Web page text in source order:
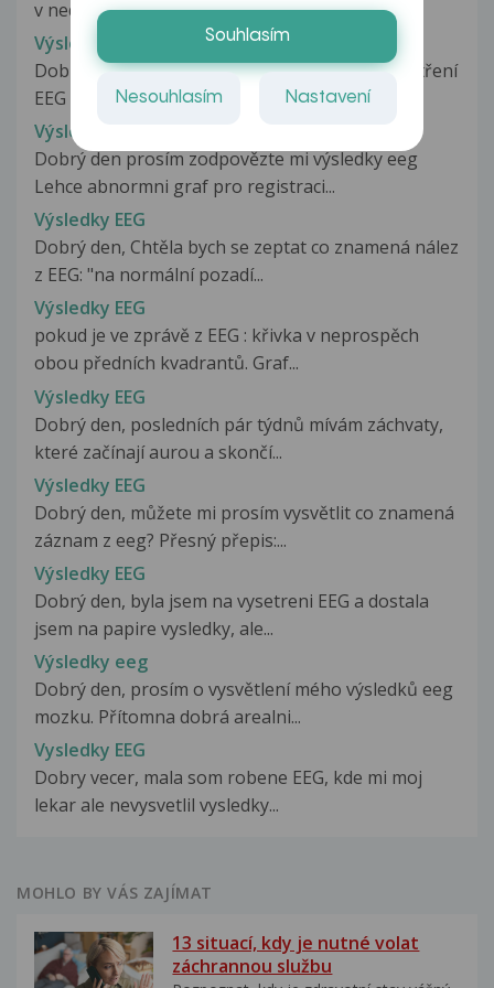
v nedávné době prodělal mononukleozu...
Výsledky EEG
Dobrý den, na neurologii mi bylo uděláno vyšetření
EEG a chtěla bych se zeptat...
Výsledky EEG
Dobrý den prosím zodpovězte mi výsledky eeg
Lehce abnormni graf pro registraci...
Výsledky EEG
Dobrý den, Chtěla bych se zeptat co znamená nález
z EEG: "na normální pozadí...
Výsledky EEG
pokud je ve zprávě z EEG : křivka v neprospěch
obou předních kvadrantů. Graf...
Výsledky EEG
Dobrý den, posledních pár týdnů mívám záchvaty,
které začínají aurou a skončí...
Výsledky EEG
Dobrý den, můžete mi prosím vysvětlit co znamená
záznam z eeg? Přesný přepis:...
Výsledky EEG
Dobrý den, byla jsem na vysetreni EEG a dostala
jsem na papire vysledky, ale...
Výsledky eeg
Dobrý den, prosím o vysvětlení mého výsledků eeg
mozku. Přítomna dobrá arealni...
Vysledky EEG
Dobry vecer, mala som robene EEG, kde mi moj
lekar ale nevysvetlil vysledky...
MOHLO BY VÁS ZAJÍMAT
13 situací, kdy je nutné volat
záchrannou službu
Souhlasím
Nesouhlasím Nastavení